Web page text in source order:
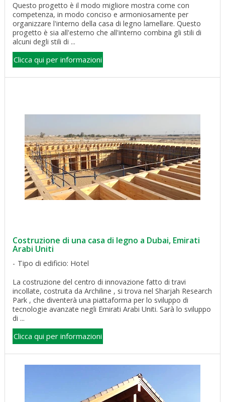
Questo progetto è il modo migliore mostra come con
competenza, in modo conciso e armoniosamente per
organizzare l'interno della casa di legno lamellare. Questo
progetto è sia all'esterno che all'interno combina gli stili di
alcuni degli stili di ...
Clicca qui per informazioni
Costruzione di una casa di legno a Dubai, Emirati
Arabi Uniti
Tipo di edificio: Hotel
La costruzione del centro di innovazione fatto di travi
incollate, costruita da Archiline , si trova nel Sharjah Research
Park , che diventerà una piattaforma per lo sviluppo di
tecnologie avanzate negli Emirati Arabi Uniti. Sarà lo sviluppo
di ...
Clicca qui per informazioni